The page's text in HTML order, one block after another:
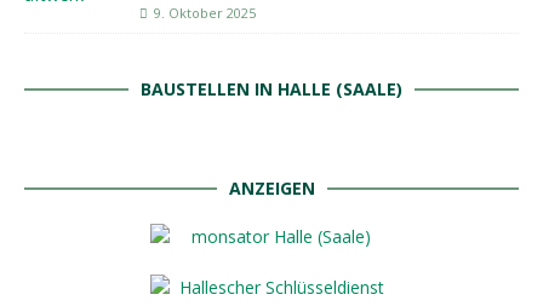
9. Oktober 2025
BAUSTELLEN IN HALLE (SAALE)
ANZEIGEN